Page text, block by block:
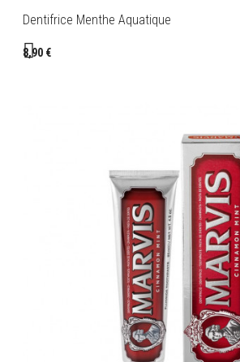
Dentifrice Menthe Aquatique
8,90 €